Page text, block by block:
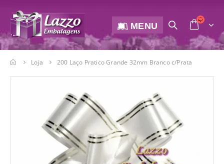
MENU
Loja 200 Laço Pratico Grande 32mm Branco c/Prata